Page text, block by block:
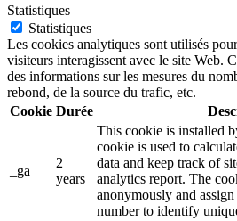
Statistiques
Statistiques
Les cookies analytiques sont utilisés
visiteurs interagissent avec le site Web.
des informations sur les mesures du
rebond, de la source du trafic, etc.
Cookie Durée
_ga
2
years
This cookie is installed
cookie is used to
data and keep track of
analytics report. The
anonymously and
number to identify